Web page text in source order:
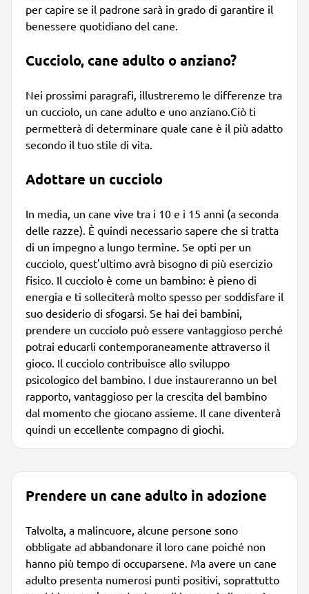
per capire se il padrone sarà in grado di garantire il
benessere quotidiano del cane.
Cucciolo, cane adulto o anziano?
Nei prossimi paragrafi, illustreremo le differenze tra
un cucciolo, un cane adulto e uno anziano.Ciò ti
permetterà di determinare quale cane è il più adatto
secondo il tuo stile di vita.
Adottare un cucciolo
In media, un cane vive tra i 10 e i 15 anni (a seconda
delle razze). È quindi necessario sapere che si tratta
di un impegno a lungo termine. Se opti per un
cucciolo, quest'ultimo avrà bisogno di più esercizio
fisico. Il cucciolo è come un bambino: è pieno di
energia e ti solleciterà molto spesso per soddisfare il
suo desiderio di sfogarsi. Se hai dei bambini,
prendere un cucciolo può essere vantaggioso perché
potrai educarli contemporaneamente attraverso il
gioco. Il cucciolo contribuisce allo sviluppo
psicologico del bambino. I due instaureranno un bel
rapporto, vantaggioso per la crescita del bambino
dal momento che giocano assieme. Il cane diventerà
quindi un eccellente compagno di giochi.
Prendere un cane adulto in adozione
Talvolta, a malincuore, alcune persone sono
obbligate ad abbandonare il loro cane poiché non
hanno più tempo di occuparsene. Ma avere un cane
adulto presenta numerosi punti positivi, soprattutto